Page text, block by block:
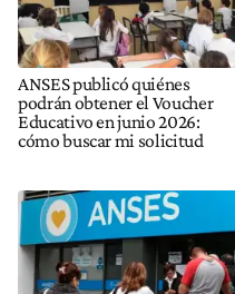
ANSES publicó quiénes
podrán obtener el Voucher
Educativo en junio 2026:
cómo buscar mi solicitud